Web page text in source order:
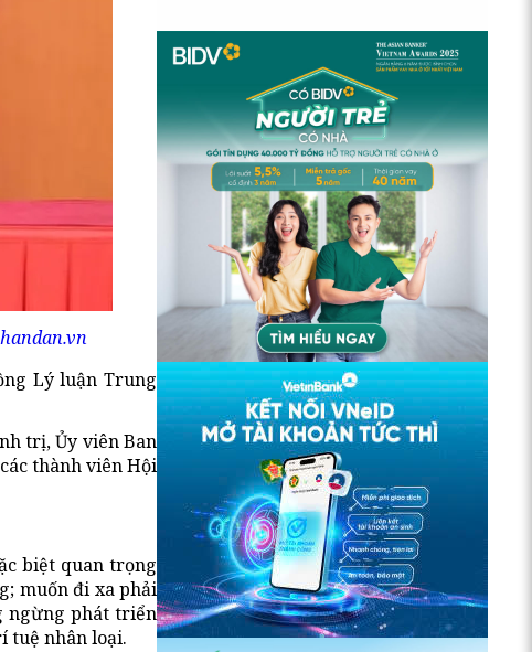
Lý luận Trung
trị, Ủy viên Ban
thành viên Hội
biệt quan trọng
muốn đi xa phải
ngừng phát triển
tuệ nhân loại.